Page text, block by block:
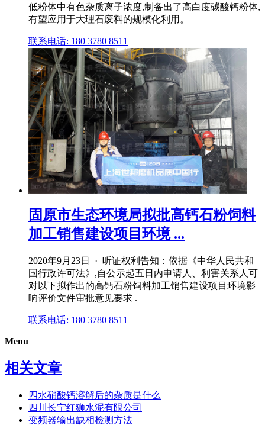
低粉体中有色杂质离子浓度,制备出了高白度碳酸钙粉体,
有望应用于大理石废料的规模化利用。
联系电话: 180 3780 8511
固原市生态环境局拟批高钙石粉饲料
加工销售建设项目环境 ...
2020年9月23日 · 听证权利告知：依据《中华人民共和
国行政许可法》,自公示起五日内申请人、利害关系人可
对以下拟作出的高钙石粉饲料加工销售建设项目环境影
响评价文件审批意见要求 .
联系电话: 180 3780 8511
Menu
相关文章
四水硝酸钙溶解后的杂质是什么
四川长宁红狮水泥有限公司
变频器输出缺相检测方法